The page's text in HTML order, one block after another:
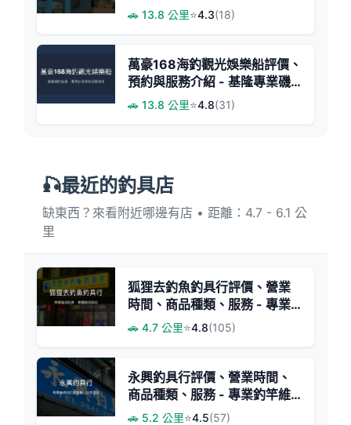
🚗 13.8 公里⭐4.3(18)
萬豪168海釣觀光娛樂船評價、
預約與服務介紹 - 基隆專業磯
釣體驗
🚗 13.8 公里⭐4.8(31)
🎣最近的釣具店
缺東西？來看附近哪邊有店 • 距離：4.7 - 6.1 公
里
狐狸去釣魚釣具行評價、營業
時間、商品種類、服務 - 專業
船拋釣具與親切老闆
🚗 4.7 公里⭐4.8(105)
永興釣具行評價、營業時間、
商品種類、服務 - 專業釣竿維
修與釣蝦用具專家
🚗 5.2 公里⭐4.5(57)